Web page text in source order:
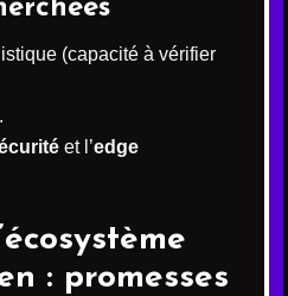
(capacité à vérifier
et l’edge
: promesses